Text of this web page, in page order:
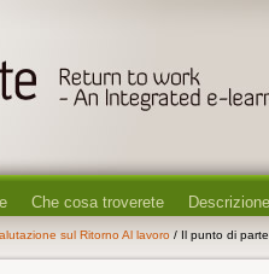
Che cosa troverete
sul Ritorno Al lavoro / Il punto di